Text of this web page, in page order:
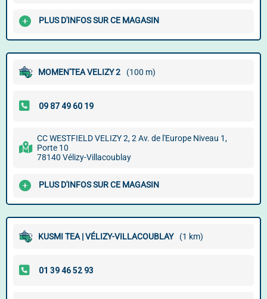
PLUS D'INFOS SUR CE MAGASIN
MOMEN'TEA VELIZY 2 (100 m)
CC WESTFIELD VELIZY 2, 2 Av. de l'Europe Niveau 1,
Porte 10
78140 Vélizy-Villacoublay
PLUS D'INFOS SUR CE MAGASIN
KUSMI TEA | VÉLIZY-VILLACOUBLAY (1 km)